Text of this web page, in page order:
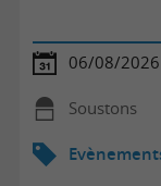
06/08/2026
Soustons